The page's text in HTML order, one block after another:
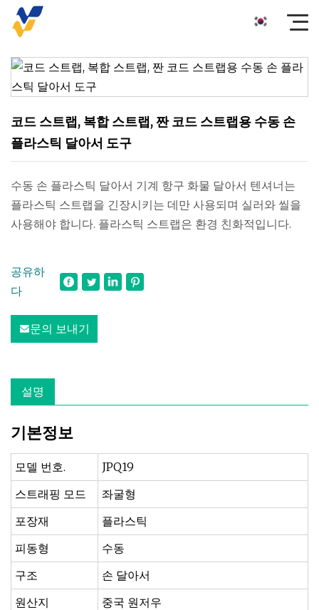
코드 스트랩, 복합 스트랩, 짠 코드 스트랩용 수동 손
플라스틱 달아서 도구
수동 손 플라스틱 달아서 기계 항구 화물 달아서 텐셔너는
플라스틱 스트랩을 긴장시키는 데만 사용되며 실러와 씰을
사용해야 합니다. 플라스틱 스트랩은 환경 친화적입니다.
공유하
다
문의 보내기
설명
기본정보
모델 번호.
JPQ19
스트래핑 모드
좌굴형
포장재
플라스틱
피동형
수동
구조
손 달아서
원산지
중국 원저우